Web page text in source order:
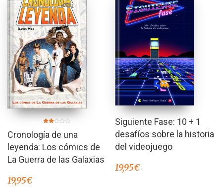
en
2.00
de 5
Cronología de una
leyenda: Los cómics de
La Guerra de las Galaxias
19,95€
Siguiente Fase: 10 + 1
desafíos sobre la historia
del videojuego
19,95€